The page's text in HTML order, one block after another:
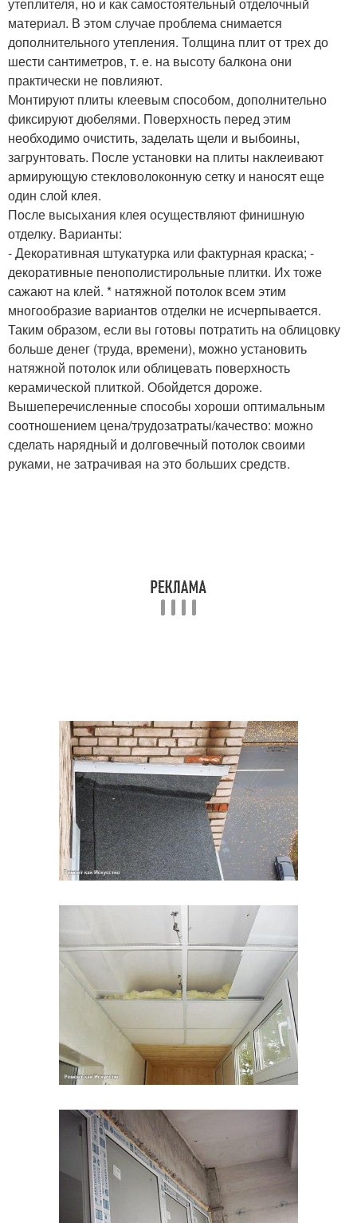
материал. В этом случае проблема снимается
дополнительного утепления. Толщина плит от трех до
шести сантиметров, т. е. на высоту балкона они
практически не повлияют.
Монтируют плиты клеевым способом, дополнительно
фиксируют дюбелями. Поверхность перед этим
необходимо очистить, заделать щели и выбоины,
загрунтовать. После установки на плиты наклеивают
армирующую стекловолоконную сетку и наносят еще
один слой клея.
После высыхания клея осуществляют финишную
отделку. Варианты:
- Декоративная штукатурка или фактурная краска; -
декоративные пенополистирольные плитки. Их тоже
сажают на клей. * натяжной потолок всем этим
многообразие вариантов отделки не исчерпывается.
Таким образом, если вы готовы потратить на облицовку
больше денег (труда, времени), можно установить
натяжной потолок или облицевать поверхность
керамической плиткой. Обойдется дороже.
Вышеперечисленные способы хороши оптимальным
соотношением цена/трудозатраты/качество: можно
сделать нарядный и долговечный потолок своими
руками, не затрачивая на это больших средств.